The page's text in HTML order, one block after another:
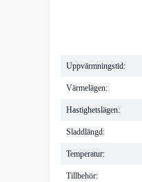
Uppvärmningstid:
Värmelägen:
Hastighetslägen:
Sladdlängd:
Temperatur:
Tillbehör: